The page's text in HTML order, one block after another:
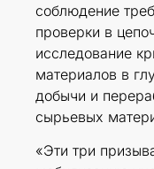
соблюдение
проверки в
исследование
материалов в
добычи и
сырьевых
«Эти три